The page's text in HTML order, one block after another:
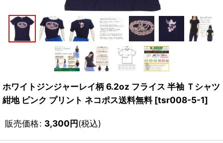
ホワイトジンジャーレイ柄 6.2oz フライス 半袖 Ｔシャツ
紺地 ピンク プリント ネコポス送料無料 [tsr008-5-1]
販売価格: 3,300円(税込)